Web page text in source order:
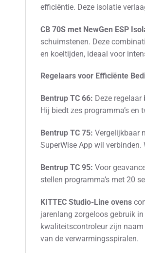
efficiëntie. Deze isolatie
CB 70S met NewGen ESP
schuimstenen. Deze
en koeltijden, ideaal voor
Regelaars voor Efficiënte
Bentrup TC 66: Deze
Hij biedt zes programma’s en
Bentrup TC 75: Vergelijkbaar
SuperWise App wil verbinden.
Bentrup TC 95: Voor
stellen programma’s met 20
KITTEC Studio-Line ovens
jarenlang zorgeloos gebruik
kwaliteitscontroleur zijn naam
van de verwarmingsspiralen.